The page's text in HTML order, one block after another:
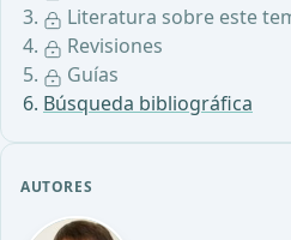
Literatura sobre este
Revisiones
Guías
Búsqueda bibliográfica
AUTORES